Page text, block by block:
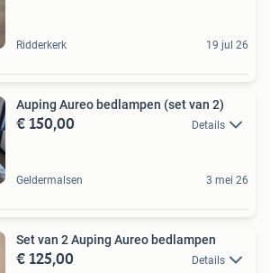
Ridderkerk 19 jul 26
Auping Aureo bedlampen (set van 2)
€ 150,00 Details
Geldermalsen 3 mei 26
Set van 2 Auping Aureo bedlampen
€ 125,00 Details